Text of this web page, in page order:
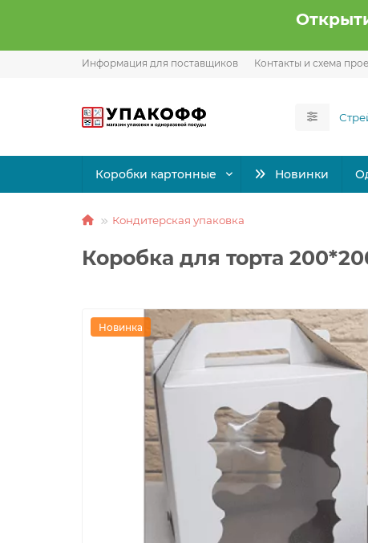
Информация для поставщиков Контакты и схема
Коробки картонные Новинки
Кондитерская упаковка
Коробка для торта
Новинка